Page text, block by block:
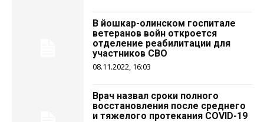
В йошкар-олинском госпитале
ветеранов войн откроется
отделение реабилитации для
участников СВО
08.11.2022, 16:03
Врач назвал сроки полного
восстановления после среднего
и тяжелого протекания COVID-19